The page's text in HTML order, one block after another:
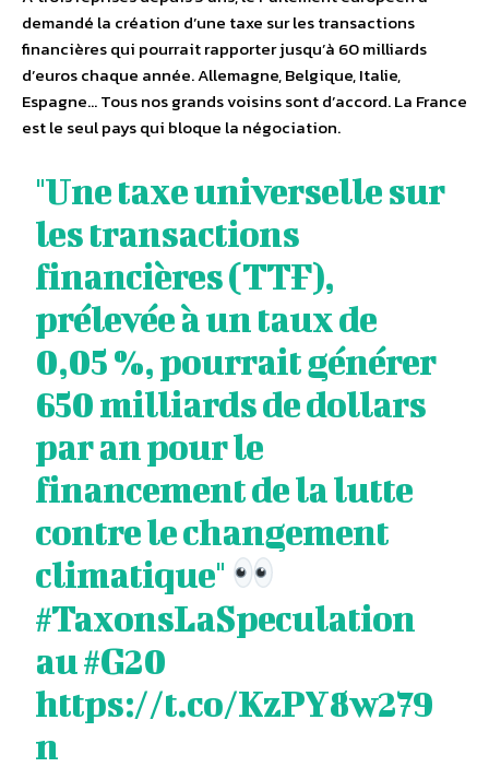
demandé la création d’une taxe sur les transactions
financières qui pourrait rapporter jusqu’à 60 milliards
d’euros chaque année. Allemagne, Belgique, Italie,
Espagne… Tous nos grands voisins sont d’accord. La France
est le seul pays qui bloque la négociation.
"Une taxe universelle sur
les transactions
financières (TTF),
prélevée à un taux de
0,05 %, pourrait générer
650 milliards de dollars
par an pour le
financement de la lutte
contre le changement
climatique"
#TaxonsLaSpeculation
au #G20
https://t.co/KzPY8w279
n